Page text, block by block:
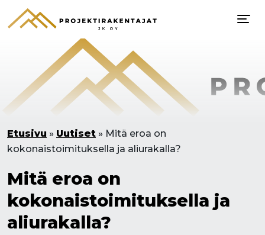
Etusivu » Uutiset » Mitä eroa on
kokonaistoimituksella ja aliurakalla?
Mitä eroa on
kokonaistoimituksella ja
aliurakalla?